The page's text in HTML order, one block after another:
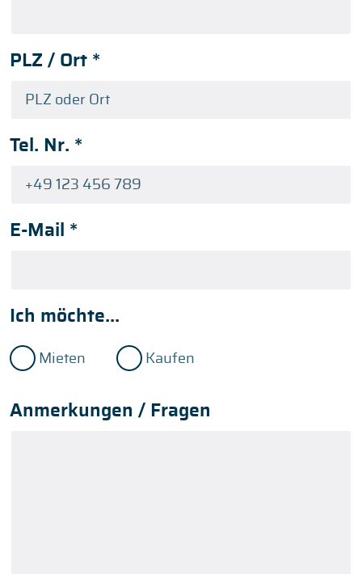
PLZ / Ort *
Tel. Nr. *
E-Mail *
Ich möchte...
Mieten Kaufen
Anmerkungen / Fragen